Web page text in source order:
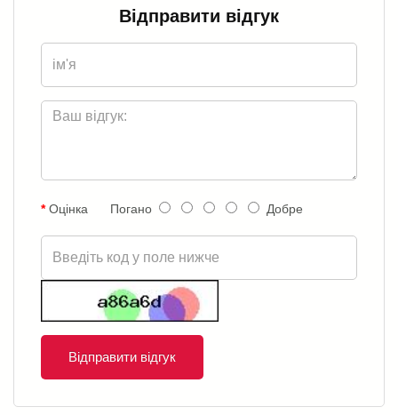
Відправити відгук
Оцінка Погано Добре
Відправити відгук